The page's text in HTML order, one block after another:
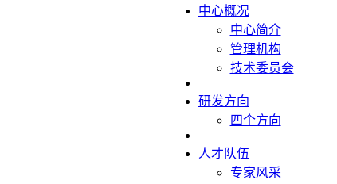
中心概况
中心简介
管理机构
技术委员会
研发方向
四个方向
人才队伍
专家风采